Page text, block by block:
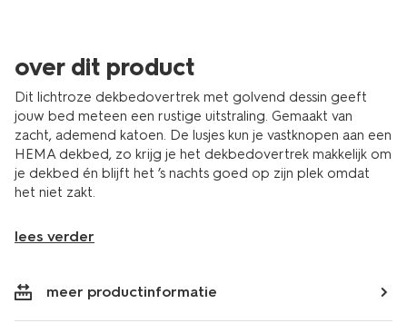
over dit product
Dit lichtroze dekbedovertrek met golvend dessin geeft
jouw bed meteen een rustige uitstraling. Gemaakt van
zacht, ademend katoen. De lusjes kun je vastknopen aan een
HEMA dekbed, zo krijg je het dekbedovertrek makkelijk om
je dekbed én blijft het ’s nachts goed op zijn plek omdat
het niet zakt.
lees verder
meer productinformatie